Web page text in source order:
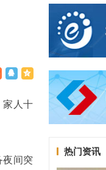
家人十
夜间突
热门资讯